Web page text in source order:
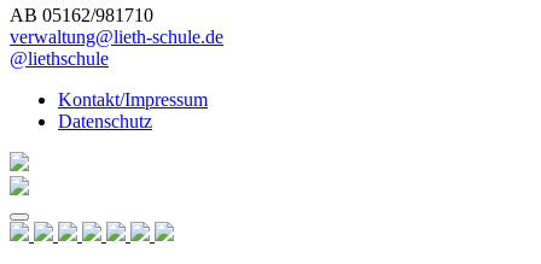
AB 05162/981710
verwaltung@lieth-schule.de
@liethschule
Kontakt/Impressum
Datenschutz
Skip
to